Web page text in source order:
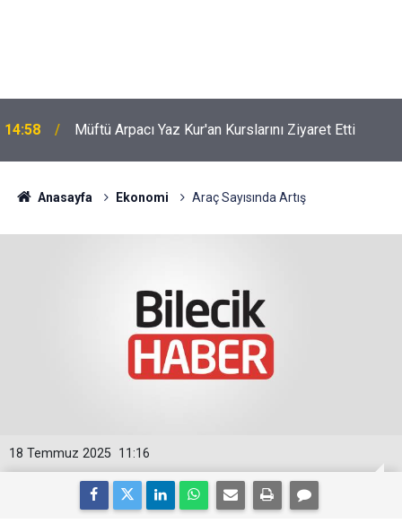
14:58 Müftü Arpacı Yaz Kur'an Kurslarını Ziyaret Etti
Anasayfa Ekonomi Araç Sayısında Artış
11:16
18 Temmuz 2025